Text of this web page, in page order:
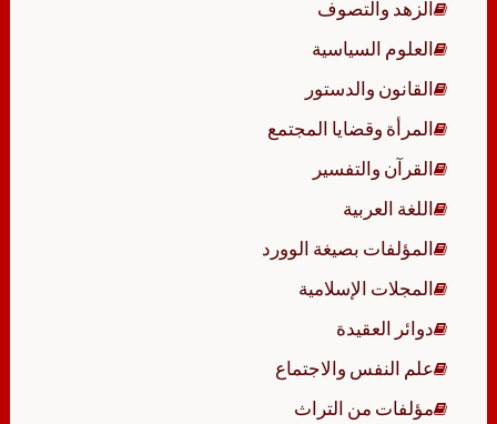
الزهد والتصوف
العلوم السياسية
القانون والدستور
المرأة وقضايا المجتمع
القرآن والتفسير
اللغة العربية
المؤلفات بصيغة الوورد
المجلات الإسلامية
دوائر العقيدة
علم النفس والاجتماع
مؤلفات من التراث